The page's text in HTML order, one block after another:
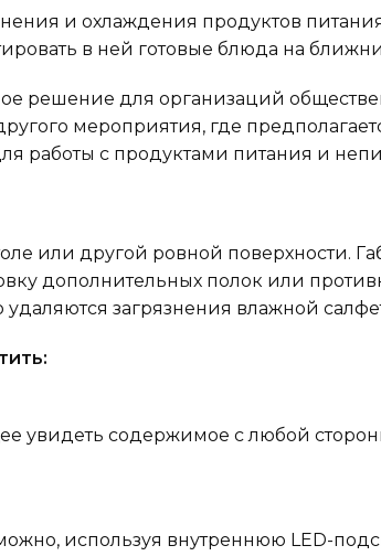
и охлаждения продуктов
в ней готовые блюда на
решение для организаций
мероприятия, где
работы с продуктами питания и
или другой ровной поверхности.
дополнительных полок или
удаляются загрязнения влажной
увидеть содержимое с любой
используя внутреннюю LED-